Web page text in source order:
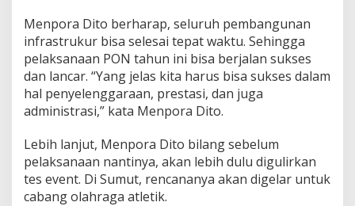
Menpora Dito berharap, seluruh pembangunan
infrastrukur bisa selesai tepat waktu. Sehingga
pelaksanaan PON tahun ini bisa berjalan sukses
dan lancar. “Yang jelas kita harus bisa sukses dalam
hal penyelenggaraan, prestasi, dan juga
administrasi,” kata Menpora Dito.
Lebih lanjut, Menpora Dito bilang sebelum
pelaksanaan nantinya, akan lebih dulu digulirkan
tes event. Di Sumut, rencananya akan digelar untuk
cabang olahraga atletik.